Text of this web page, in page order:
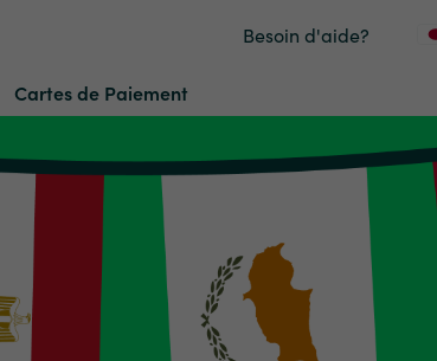
Besoin d'aide?
Cartes de Paiement